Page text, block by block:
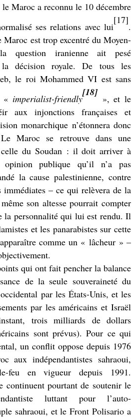
Maroc a reconnu le 10 décembre
ses relations avec lui
[17]
.
Maroc est trop excentré du Moyen-
question iranienne ait pesé
la décision royale. De tous les
le roi Mohammed VI est sans
« imperialist-friendly
[18]
», et le
aux injonctions françaises et
monarchique n’étonnera donc
Maroc se retrouve dans une
du Soudan : il doit arriver à
publique qu’il n’a pas
la cause palestinienne, contre
immédiates – ce qui relèvera de la
son altesse pourrait compter
la personnalité qui lui est rendu. Il
et les panarabistes sur cette
comme un « lâcheur » –
qui ont fait pencher la balance
de la seule souveraineté du
par les États-Unis, et les
par les américains et Israël
trois milliards de dollars
sont prévus). Pour ce qui
un conflit oppose depuis 1976
aux indépendantistes sahraoui,
feu en vigueur depuis 1991.
continuent pourtant de soutenir le
luttant pour l’auto-
sahraoui, et le Front Polisario a